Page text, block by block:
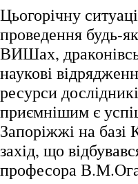
Цьогорічну
проведення будь-
ВИШах,
наукові
ресурси
приємнішим є
Запоріжжі на базі
захід, що
професора